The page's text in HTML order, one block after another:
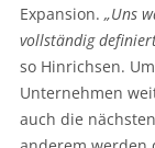
Expansion. „Uns
vollständig
so Hinrichsen.
Unternehmen
auch die